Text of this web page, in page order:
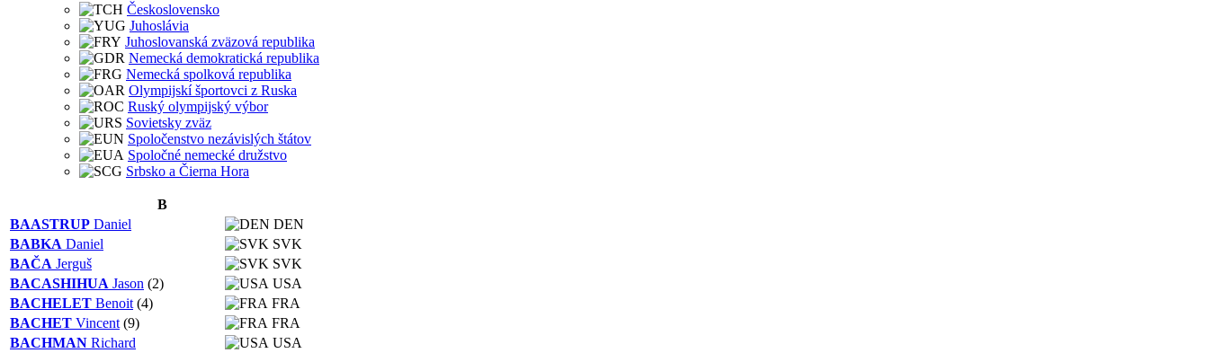
Československo
Juhoslávia
Juhoslovanská zväzová republika
Nemecká demokratická republika
Nemecká spolková republika
Olympijskí športovci z Ruska
Ruský olympijský výbor
Sovietsky zväz
Spoločenstvo nezávislých štátov
Spoločné nemecké družstvo
Srbsko a Čierna Hora
B
BAASTRUP Daniel
DEN
BABKA Daniel
SVK
BAČA Jerguš
SVK
BACASHIHUA Jason (2)
USA
BACHELET Benoit (4)
FRA
BACHET Vincent (9)
FRA
BACHMAN Richard
USA